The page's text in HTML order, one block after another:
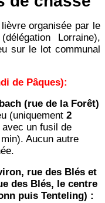
organisée par le
Lorraine),
sur le lot communal
de Pâques):
(rue de la Forêt)
(uniquement2
avec un fusil de
Aucun autre
rue des Blés et
des Blés, le centre
puis Tenteling) :